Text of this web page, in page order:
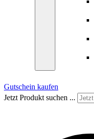
Gutschein kaufen
Jetzt Produkt suchen ...